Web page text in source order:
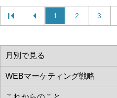
1 2 3